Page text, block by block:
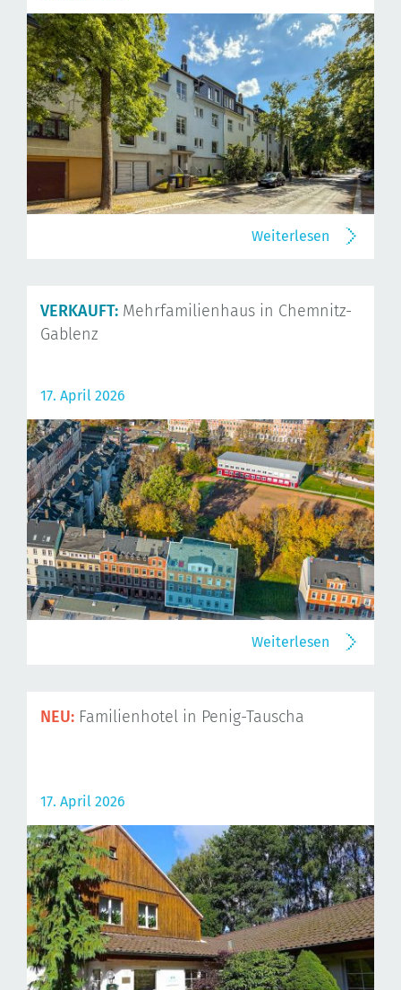
Weiterlesen
VERKAUFT: Mehrfamilienhaus in Chemnitz-
Gablenz
17. April 2026
Weiterlesen
NEU: Familienhotel in Penig-Tauscha
17. April 2026